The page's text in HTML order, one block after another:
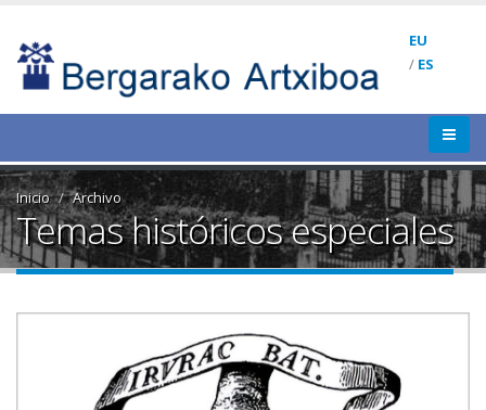
EU
/ ES
Inicio Archivo
Temas históricos especiales